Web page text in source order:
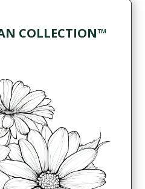
COLLECTION™